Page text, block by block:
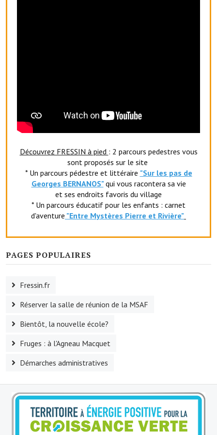
L'association des anciens combattants
L'association des anciens sapeurs-pompiers volontaires
Village sportif
L'US Crequy Fressin
La société de chasse
La société de pêche
Les foulées Fressinoises
Le calendrier annuel
Liste et coordonnées des associations
Les panneaux du patrimoine
Le château
Georges Bernanos
Découvrez FRESSIN à pied : 2 parcours pedestres vous
sont proposés sur le site
* Un parcours pédestre et littéraire "Sur les pas de
Georges BERNANOS" qui vous racontera sa vie
et ses endroits favoris du village
* Un parcours éducatif pour les enfants : carnet
d'aventure "Entre Mystères Pierre et Rivière"
PAGES POPULAIRES
Fressin.fr
Réserver la salle de réunion de la MSAF
Bientôt, la nouvelle école?
Fruges : à l'Agneau Macquet
Démarches administratives